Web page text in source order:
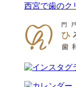
西宮で歯のク